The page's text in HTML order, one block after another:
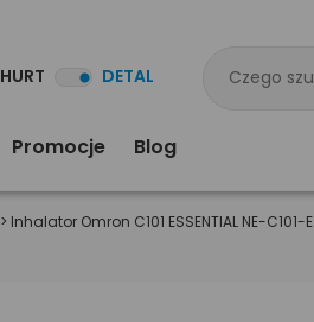
HURT DETAL
Promocje Blog
> Inhalator Omron C101 ESSENTIAL NE-C101-E